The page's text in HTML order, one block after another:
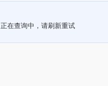
正在查询中，请刷新重试